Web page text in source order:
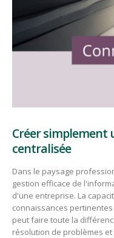
Créer simplement
centralisée
Dans le paysage
gestion efficace de
d'une entreprise. La
connaissances
peut faire toute la
résolution de problèmes